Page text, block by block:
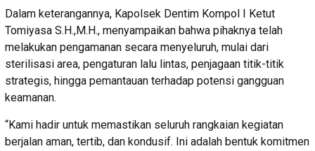
Dalam keterangannya, Kapolsek Dentim Kompol I Ketut
Tomiyasa S.H.,M.H., menyampaikan bahwa pihaknya telah
melakukan pengamanan secara menyeluruh, mulai dari
sterilisasi area, pengaturan lalu lintas, penjagaan titik-titik
strategis, hingga pemantauan terhadap potensi gangguan
keamanan.
“Kami hadir untuk memastikan seluruh rangkaian kegiatan
berjalan aman, tertib, dan kondusif. Ini adalah bentuk komitmen